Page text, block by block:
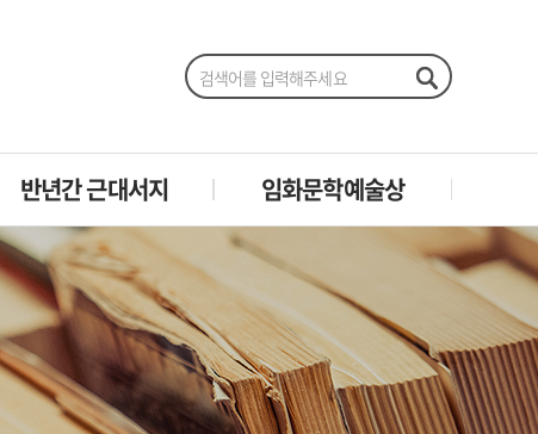
반년간 근대서지 임화문학예술상